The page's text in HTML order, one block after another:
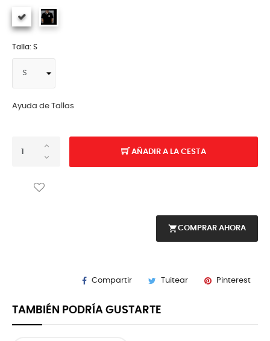
Talla: S
Ayuda de Tallas
AÑADIR A LA CESTA
shopping_cartCOMPRAR AHORA
Compartir Tuitear Pinterest
TAMBIÉN PODRÍA GUSTARTE